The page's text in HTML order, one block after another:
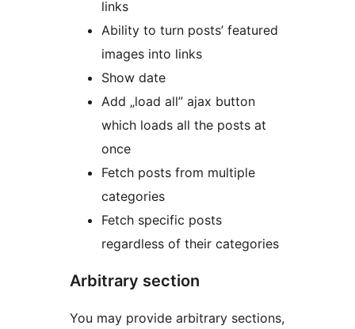
links
Ability to turn posts’ featured
images into links
Show date
Add „load all” ajax button
which loads all the posts at
once
Fetch posts from multiple
categories
Fetch specific posts
regardless of their categories
Arbitrary section
You may provide arbitrary sections,